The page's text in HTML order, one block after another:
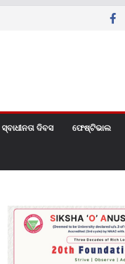
ସ୍ବାଧୀନତା ଦିବସ ଫେଷ୍ଟିଭାଲ